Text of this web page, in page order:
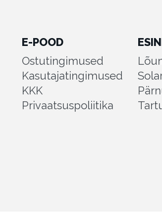
E-POOD
Ostutingimused
Kasutajatingimused
KKK
Privaatsuspoliitika